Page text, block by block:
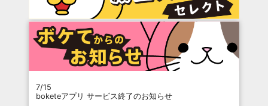
7/15
boketeアプリ サービス終了のお知らせ